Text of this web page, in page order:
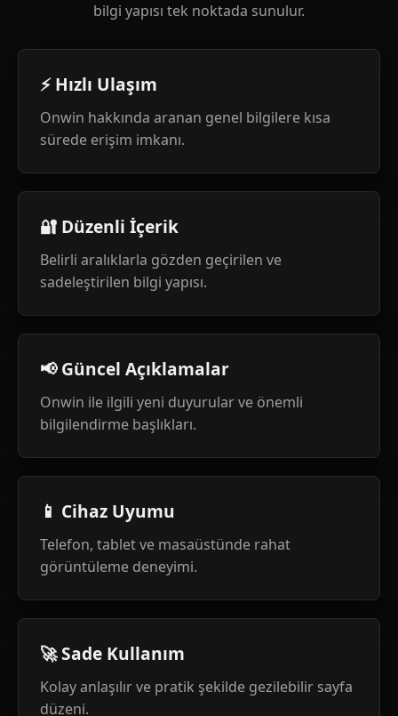
bilgi yapısı tek noktada sunulur.
⚡ Hızlı Ulaşım
Onwin hakkında aranan genel bilgilere kısa
sürede erişim imkanı.
🔐 Düzenli İçerik
Belirli aralıklarla gözden geçirilen ve
sadeleştirilen bilgi yapısı.
📢 Güncel Açıklamalar
Onwin ile ilgili yeni duyurular ve önemli
bilgilendirme başlıkları.
📱 Cihaz Uyumu
Telefon, tablet ve masaüstünde rahat
görüntüleme deneyimi.
🚀 Sade Kullanım
Kolay anlaşılır ve pratik şekilde gezilebilir sayfa
düzeni.